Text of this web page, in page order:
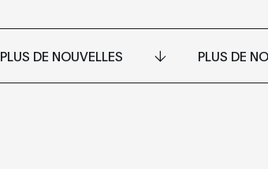
PLUS DE NOUVELLES PLUS DE